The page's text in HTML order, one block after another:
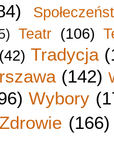
Teatr (106)
(42) Tradycja
(142)
Wybory
Zdrowie (166)